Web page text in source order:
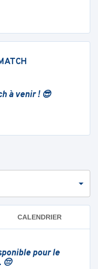
à venir ! 😎
CALENDRIER
pour le
😔